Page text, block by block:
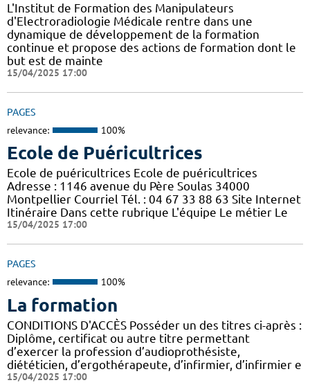
L'Institut de Formation des Manipulateurs
d'Electroradiologie Médicale rentre dans une
dynamique de développement de la formation
continue et propose des actions de formation dont le
but est de mainte
15/04/2025 17:00
PAGES
relevance: 100%
Ecole de Puéricultrices
Ecole de puéricultrices Ecole de puéricultrices
Adresse : 1146 avenue du Père Soulas 34000
Montpellier Courriel Tél. : 04 67 33 88 63 Site Internet
Itinéraire Dans cette rubrique L'équipe Le métier Le
15/04/2025 17:00
PAGES
relevance: 100%
La formation
CONDITIONS D'ACCÈS Posséder un des titres ci-après :
Diplôme, certificat ou autre titre permettant
d’exercer la profession d’audioprothésiste,
diététicien, d’ergothérapeute, d’infirmier, d’infirmier e
15/04/2025 17:00